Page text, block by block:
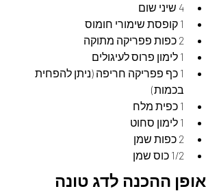
4 שיני שום
1 קופסת שימורי חומוס
2 כפות פפריקה מתוקה
1 לימון פרוס לעיגולים
1 כף פפריקה חריפה (ניתן להפחית
בכמות)
1 כפית מלח
1 לימון סחוט
2 כפות שמן
1/2 כוס שמן
אופן ההכנה לדג טונה